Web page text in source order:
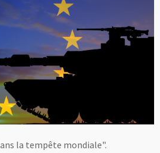
la tempête mondiale".